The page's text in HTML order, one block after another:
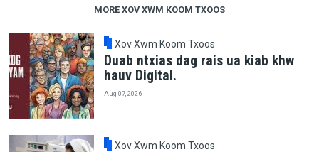
MORE XOV XWM KOOM TXOOS
Xov Xwm Koom Txoos
Duab ntxias dag rais ua kiab khw
hauv Digital.
Aug 07, 2026
Xov Xwm Koom Txoos